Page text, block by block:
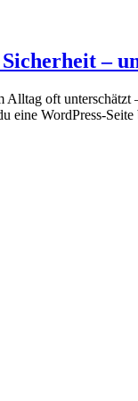
–
oft
eine WordPress-